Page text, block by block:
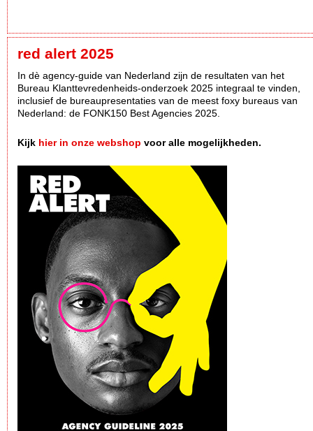
red alert 2025
In dè agency-guide van Nederland zijn de resultaten van het
Bureau Klanttevredenheids-onderzoek 2025 integraal te vinden,
inclusief de bureaupresentaties van de meest foxy bureaus van
Nederland: de FONK150 Best Agencies 2025.
Kijk hier in onze webshop voor alle mogelijkheden.